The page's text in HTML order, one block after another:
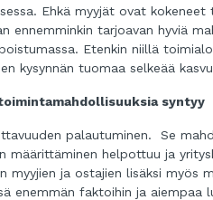
Ehkä myyjät ovat kokeneet
tarjoavan hyviä
Etenkin niillä
kysynnän tuomaa selkeää
syntyy
palautuminen. Se
määrittäminen helpottuu ja
ja ostajien lisäksi myös
enemmän faktoihin ja aiempaa